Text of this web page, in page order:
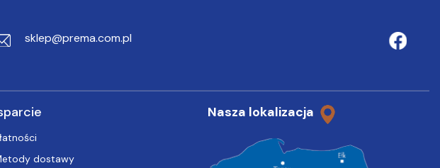
sklep@prema.com.pl
dostawy
Nasza lokalizacja